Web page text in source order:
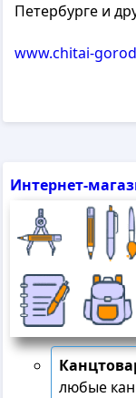
Петербурге и
www.chitai-
Интернет-
любые